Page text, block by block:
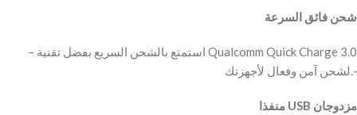
شحن فائق السرعة
– استمتع بالشحن السريع بفضل تقنية Qualcomm Quick Charge 3.0
لشحن آمن وفعال لأجهزتك.-
منفذا USB مزدوجان